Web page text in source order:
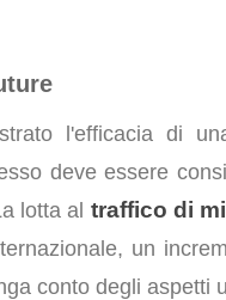
l'efficacia di
deve essere
lotta al traffico di
un
conto degli aspetti